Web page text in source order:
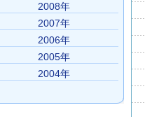
2008年
2007年
2006年
2005年
2004年